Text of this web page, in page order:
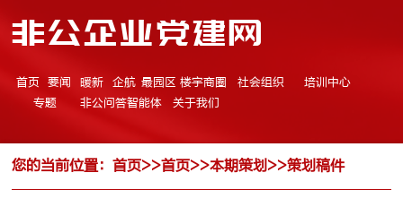
非公企业党建网
首页 要闻 暖新 企航 最园区 楼宇商圈 社会组织
培训中心
专题
非公问答智能体 关于我们
您的当前位置： 首页>>首页>>本期策划>>策划稿件